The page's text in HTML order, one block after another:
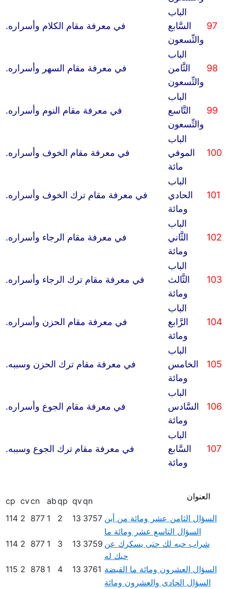
97
الباب
السَّابع
والتِّسعون
في معرفة مقام الكلام وأسراره.
98
الباب
الثَّامن
والتِّسعون
في معرفة مقام السهر وأسراره.
99
الباب
التَّاسع
والتِّسعون
في معرفة مقام النوم وأسراره.
100
الباب
الموفي
مائة
في معرفة مقام الخوف وأسراره.
101
الباب
الحادي
ومائة
في معرفة مقام ترك الخوف وأسراره.
102
الباب
الثَّاني
ومائة
في معرفة مقام الرجاء وأسراره.
103
الباب
الثَّالث
ومائة
في معرفة مقام ترك الرجاء وأسراره.
104
الباب
الرَّابع
ومائة
في معرفة مقام الحزن وأسراره.
105
الباب
الخامس
ومائة
في معرفة مقام ترك الحزن وسببه.
106
الباب
السَّادس
ومائة
في معرفة مقام الجوع وأسراره.
107
الباب
السَّابع
ومائة
في معرفة مقام ترك الجوع وسببه.
العنوان qn
qv
qp
ab
cn
cv
cp
السؤال الثامن عشر ومائة من أين 3757
13
2
1
877
2
114
السؤال التاسع عشر ومائة ما
شراب حبه لك حتى يسكرك عن
حبك له
3759
13
3
1
877
2
114
السؤال العشرون ومائة ما القبضة 3761
13
4
1
878
2
115
السؤال الحادى والعشرون ومائة